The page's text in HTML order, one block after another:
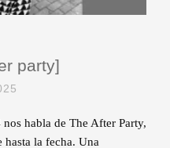
party]
habla de The After Party,
hasta la fecha. Una